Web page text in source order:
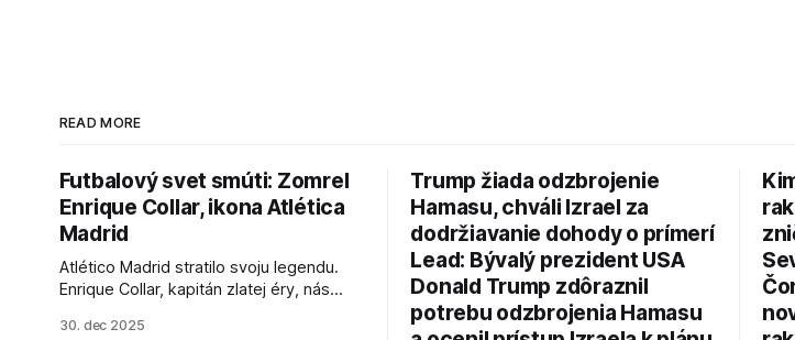
READ MORE
Futbalový svet smúti: Zomrel
Enrique Collar, ikona Atlética
Madrid
Atlético Madrid stratilo svoju legendu.
Enrique Collar, kapitán zlatej éry, nás
jeho úspechy a odkaz.
30. dec 2025
Trump žiada odzbrojenie
Hamasu, chváli Izrael za
dodržiavanie dohody o prímerí
Lead: Bývalý prezident USA
Donald Trump zdôraznil
potrebu odzbrojenia Hamasu